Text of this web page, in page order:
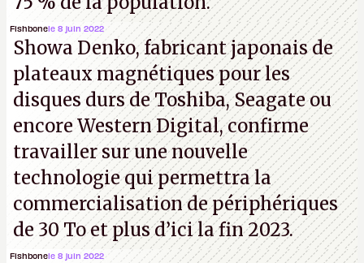
Fishbonele 8 juin 2022
Showa Denko, fabricant japonais de
plateaux magnétiques pour les
disques durs de Toshiba, Seagate ou
encore Western Digital, confirme
travailler sur une nouvelle
technologie qui permettra la
commercialisation de périphériques
de 30 To et plus d’ici la fin 2023.
Fishbonele 8 juin 2022